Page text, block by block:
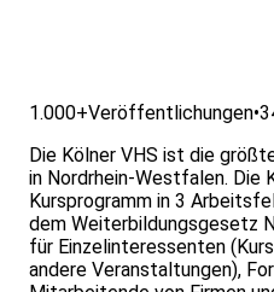
1.000+Veröffentlichungen•
Die Kölner VHS ist die
in Nordrhein-Westfalen. Die
Kursprogramm in 3
dem Weiterbildungsgesetz
für Einzelinteressenten
andere Veranstaltungen),